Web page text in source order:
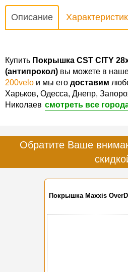
Описание
Купить Покрышка CST CITY
(антипрокол) вы можете в
200velo и мы его доставим
Харьков, Одесса, Днепр,
Николаев смотреть все
Обратите Ваше
Покрышка Maxxis